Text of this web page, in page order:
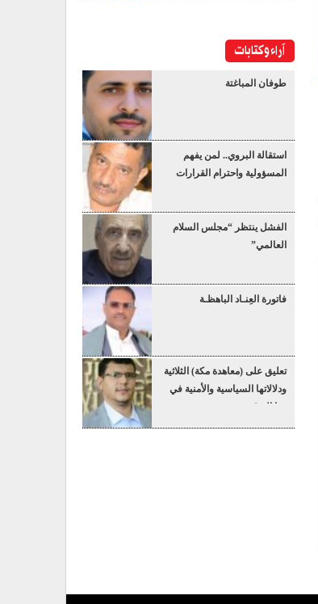
آراء وكتابات
طوفان المباغتة
استقالة البروي.. لمن يفهم
المسؤولية واحترام القرارات
الفشل ينتظر “مجلس السلام
العالمي”
فاتورة العِنـاد الباهظـة
تعليق على (معاهدة مكة) الثلاثية
ودلالاتها السياسية والأمنية في
هذا التوقيت